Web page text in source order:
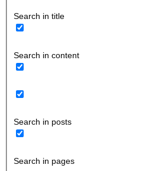
Search in title
Search in content
Search in posts
Search in pages